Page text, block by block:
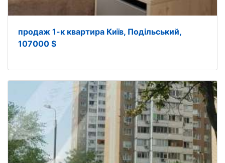
продаж 1-к квартира Київ, Подільський,
107000 $